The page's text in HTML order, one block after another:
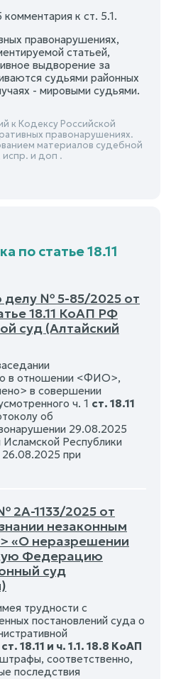
к ст. 5.1.
правонарушениях,
статьей,
выдворение за
судьями районных
- мировыми судьями.
к Кодексу Российской
правонарушениях.
материалов судебной
испр. и доп .
по статье 18.11
делу № 5-85/2025 от
18.11 КоАП РФ
суд (Алтайский
в отношении <ФИО>,
в совершении
ч. 1 ст. 18.11
об
29.08.2025
Республики
при
2А-1133/2025 от
незаконным
«О неразрешении
Федерацию
суд
трудности с
постановлений суда о
ст. 18.11 и ч. 1.1. 18.8 КоАП
соответственно,
последствия